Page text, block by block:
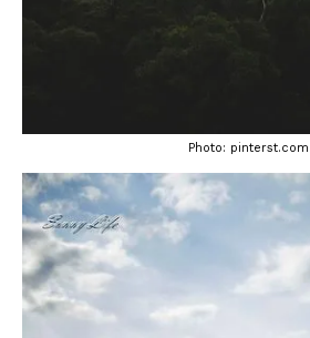
Photo: pinterst.com